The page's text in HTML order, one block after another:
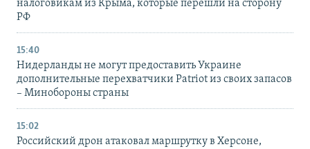
налоговикам из Крыма, которые перешли на сторону
РФ
15:40
Нидерланды не могут предоставить Украине
дополнительные перехватчики Patriot из своих запасов
– Минобороны страны
15:02
Российский дрон атаковал маршрутку в Херсоне,